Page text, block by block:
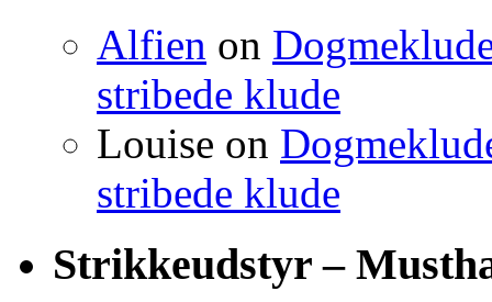
Alfien on
stribede klude
Louise on
stribede klude
Strikkeudstyr –